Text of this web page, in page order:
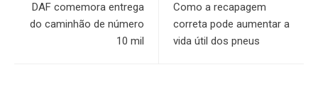
DAF comemora entrega
do caminhão de número
10 mil
Como a recapagem
correta pode aumentar a
vida útil dos pneus